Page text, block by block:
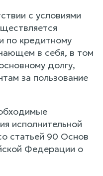
с условиями
по кредитному
в себя, в том
долгу,
за пользование
исполнительной
статьей 90 Основ
Федерации о